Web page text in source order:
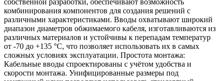
комбинирования компонентов для создания решений с
различными характеристиками. Вводы охватывают широкий
диапазон диаметров обжимаемого кабеля, изготавливаются из
различных материалов и устойчивы к перепадам температур
от -70 до +135 °C, что позволяет использовать их в самых
сложных условиях эксплуатации. Простота монтажа:
Кабельные вводы спроектированы с учётом удобства и
скорости монтажа. Унифицированные размеры под